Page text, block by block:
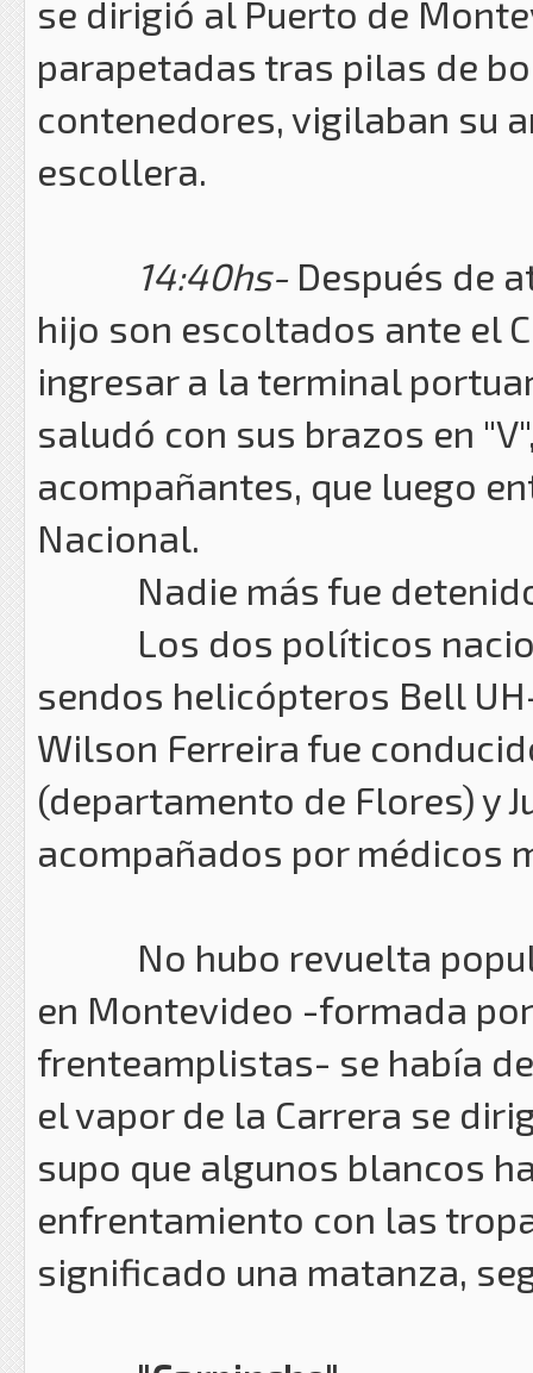
se dirigió al Puerto de
parapetadas tras pilas de
contenedores, vigilaban su
escollera.
14:40hs- Después de
hijo son escoltados ante el
ingresar a la terminal
saludó con sus brazos en
acompañantes, que luego
Nacional.
Nadie más fue
Los dos políticos
sendos helicópteros Bell
Wilson Ferreira fue
(departamento de Flores) y
acompañados por médicos
No hubo revuelta
en Montevideo -formada
frenteamplistas- se había
el vapor de la Carrera se
supo que algunos blancos
enfrentamiento con las
significado una matanza,